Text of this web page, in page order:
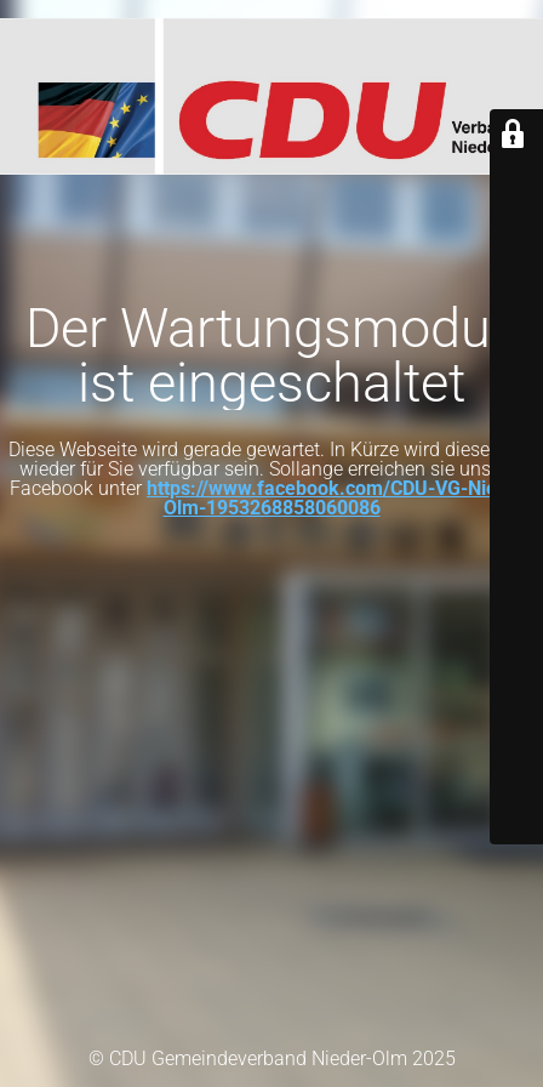
Der Wartungsmodus
ist eingeschaltet
Diese Webseite wird gerade gewartet. In Kürze wird diese Seite
wieder für Sie verfügbar sein. Sollange erreichen sie uns auf
Facebook unter https://www.facebook.com/CDU-VG-Nieder-
Olm-1953268858060086
© CDU Gemeindeverband Nieder-Olm 2025